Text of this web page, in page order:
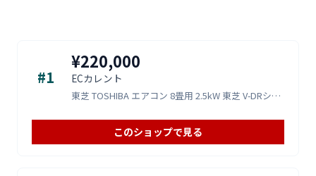
#1
¥220,000
ECカレント
東芝 TOSHIBA エアコン 8畳用 2.5kW 東芝 V-DRシリーズ RAS-V251DR-W ホワイト 電源10
このショップで見る